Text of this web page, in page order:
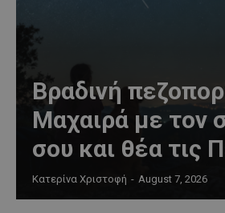
Βραδινή
Μαχαιρά με τον
σου και θέα τις
Κατερίνα Χριστοφή - August 7, 2026